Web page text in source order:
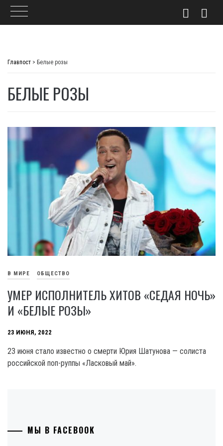
Главпост > Белые розы
БЕЛЫЕ РОЗЫ
В МИРЕ ОБЩЕСТВО
УМЕР ИСПОЛНИТЕЛЬ ХИТОВ «СЕДАЯ НОЧЬ»
И «БЕЛЫЕ РОЗЫ»
23 ИЮНЯ, 2022
23 июня стало известно о смерти Юрия Шатунова — солиста
российской поп-руппы «Ласковый май».
МЫ В FACEBOOK